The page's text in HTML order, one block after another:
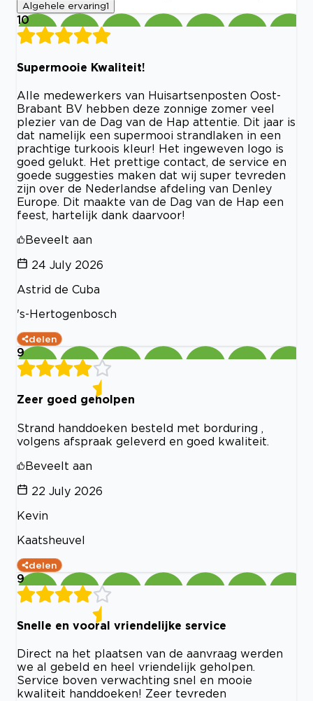
Algehele ervaring1
10
Supermooie Kwaliteit!
Alle medewerkers van Huisartsenposten Oost-
Brabant BV hebben deze zonnige zomer veel
plezier van de Dag van de Hap attentie. Dit jaar is
dat namelijk een supermooi strandlaken in een
prachtige turkoois kleur! Het ingeweven logo is
goed gelukt. Het prettige contact, de service en
goede suggesties maken dat wij super tevreden
zijn over de Nederlandse afdeling van Denley
Europe. Dit maakte van de Dag van de Hap een
feest, hartelijk dank daarvoor!
Beveelt aan
24 July 2026
Astrid de Cuba
's-Hertogenbosch
delen
9
Zeer goed geholpen
Strand handdoeken besteld met borduring ,
volgens afspraak geleverd en goed kwaliteit.
Beveelt aan
22 July 2026
Kevin
Kaatsheuvel
delen
9
Snelle en vooral vriendelijke service
Direct na het plaatsen van de aanvraag werden
we al gebeld en heel vriendelijk geholpen.
Service boven verwachting snel en mooie
kwaliteit handdoeken! Zeer tevreden